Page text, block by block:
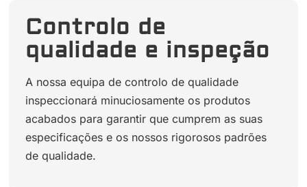
Controlo de
qualidade e inspeção
A nossa equipa de controlo de qualidade
inspeccionará minuciosamente os produtos
acabados para garantir que cumprem as suas
especificações e os nossos rigorosos padrões
de qualidade.